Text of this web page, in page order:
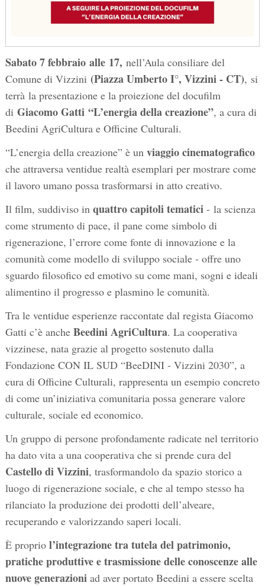
Sabato 7 febbraio alle17, nell’Aula consiliare del
Comune di Vizzini (Piazza Umberto I°, Vizzini - CT), si
terrà la presentazione e la proiezione del docufilm
di Giacomo Gatti “L’energia della creazione”, a cura di
Beedini AgriCultura e Officine Culturali.
“L’energia della creazione” è un viaggio cinematografico
che attraversa ventidue realtà esemplari per mostrare come
il lavoro umano possa trasformarsi in atto creativo.
Il film, suddiviso in quattro capitoli tematici - la scienza
come strumento di pace, il pane come simbolo di
rigenerazione, l’errore come fonte di innovazione e la
comunità come modello di sviluppo sociale - offre uno
sguardo filosofico ed emotivo su come mani, sogni e ideali
alimentino il progresso e plasmino le comunità.
Tra le ventidue esperienze raccontate dal regista Giacomo
Gatti c’è anche Beedini AgriCultura. La cooperativa
vizzinese, nata grazie al progetto sostenuto dalla
Fondazione CON IL SUD “BeeDINI - Vizzini 2030”, a
cura di Officine Culturali, rappresenta un esempio concreto
di come un’iniziativa comunitaria possa generare valore
culturale, sociale ed economico.
Un gruppo di persone profondamente radicate nel territorio
ha dato vita a una cooperativa che si prende cura del
Castello di Vizzini, trasformandolo da spazio storico a
luogo di rigenerazione sociale, e che al tempo stesso ha
rilanciato la produzione dei prodotti dell’alveare,
recuperando e valorizzando saperi locali.
È proprio l’integrazione tra tutela del patrimonio,
pratiche produttive e trasmissione delle conoscenze alle
nuove generazioni ad aver portato Beedini a essere scelta